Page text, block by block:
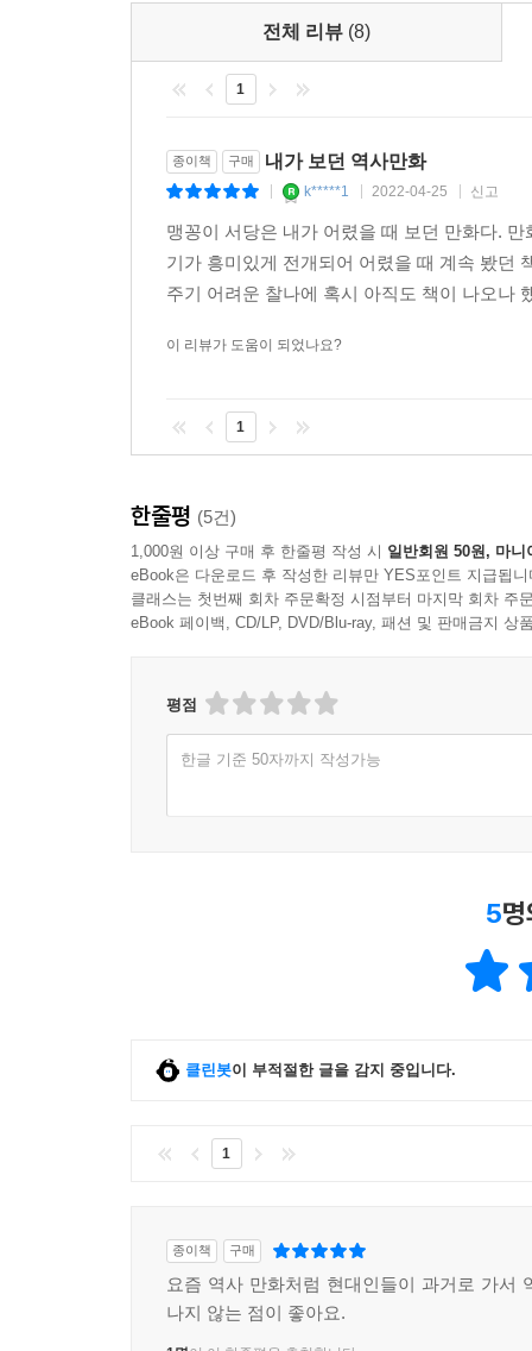
전체 리뷰 (8)
1
종이책 구매 내가 보던 역사만화
k*****1 2022-04-25 신고
맹꽁이 서당은 내가 어렸을 때 보던 만화다.
기가 흥미있게 전개되어 어렸을 때 계속 봤던
주기 어려운 찰나에 혹시 아직도 책이 나오나
이 리뷰가 도움이 되었나요?
1
한줄평 (5건)
1,000원 이상 구매 후 한줄평 작성 시 일반회원 50원, 마니
eBook은 다운로드 후 작성한 리뷰만 YES포인트 지급됩니
클래스는 첫번째 회차 주문확정 시점부터 마지막 회차 주
eBook 페이백, CD/LP, DVD/Blu-ray, 패션 및 판매금지 상
평점
한글 기준 50자까지 작성가능
5
클린봇이 부적절한 글을 감지 중입니다.
1
종이책 구매
요즘 역사 만화처럼 현대인들이 과거로 가서
나지 않는 점이 좋아요.